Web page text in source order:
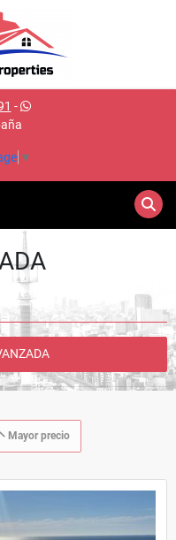
-
▼
Mayor precio